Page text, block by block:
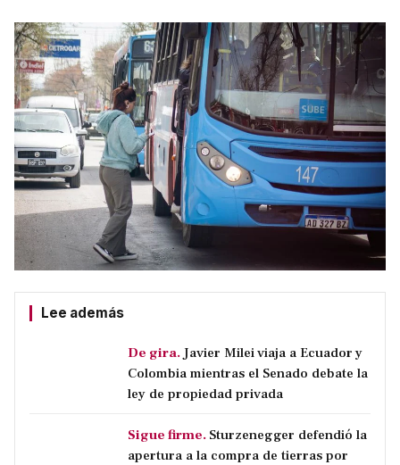
Lee además
De gira. Javier Milei viaja a Ecuador y
Colombia mientras el Senado debate la
ley de propiedad privada
Sigue firme. Sturzenegger defendió la
apertura a la compra de tierras por